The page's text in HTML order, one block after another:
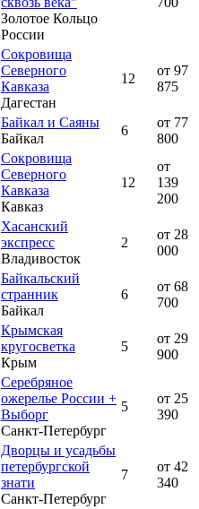
Золотое Кольцо
России
Сокровища
Северного
Кавказа
Дагестан
12
от 97
875
Байкал и Саяны
Байкал
6
от 77
800
Сокровища
Северного
Кавказа
Кавказ
12
от
139
200
Хасанский
экспресс
Владивосток
2
от 28
000
Байкальский
странник
Байкал
6
от 68
700
Крымская
кругосветка
Крым
5
от 29
900
Серебряное
ожерелье России +
Выборг
Санкт-Петербург
5
от 25
390
Дворцы и усадьбы
петербургской
знати
Санкт-Петербург
7
от 42
340